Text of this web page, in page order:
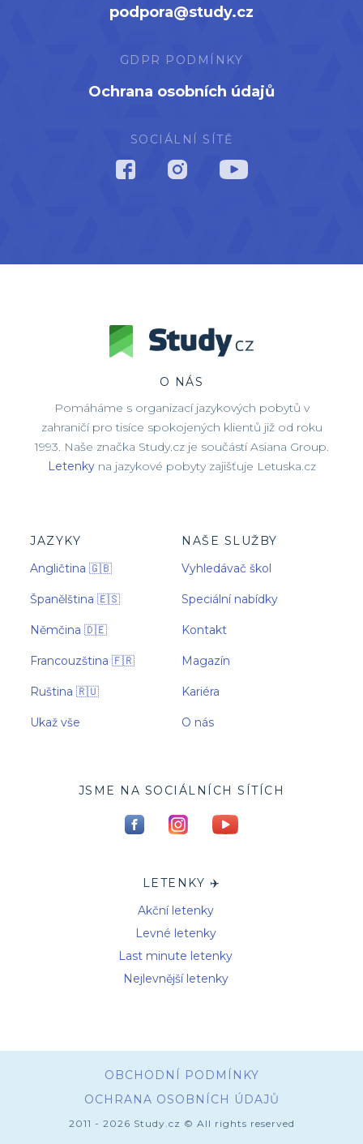
podpora@study.cz
GDPR PODMÍNKY
Ochrana osobních údajů
SOCIÁLNÍ SÍTĚ
O NÁS
Pomáháme s organizací jazykových pobytů v
zahraničí pro tisíce spokojených klientů již od roku
1993. Naše značka Study.cz je součástí Asiana Group.
Letenkyna jazykové pobyty zajišťuje Letuska.cz
JAZYKY
Angličtina 🇬🇧
Španělština 🇪🇸
Němčina 🇩🇪
Francouzština 🇫🇷
Ruština 🇷🇺
Ukaž vše
NAŠE SLUŽBY
Vyhledávač škol
Speciální nabídky
Kontakt
Magazín
Kariéra
O nás
JSME NA SOCIÁLNÍCH SÍTÍCH
LETENKY ✈️
Akční letenky
Levné letenky
Last minute letenky
Nejlevnější letenky
2011 - 2026 Study.cz © All rights reserved
OBCHODNÍ PODMÍNKY
OCHRANA OSOBNÍCH ÚDAJŮ